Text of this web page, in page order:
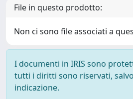
File in questo prodotto:
Non ci sono file associati a
I documenti in IRIS sono
tutti i diritti sono riservati,
indicazione.